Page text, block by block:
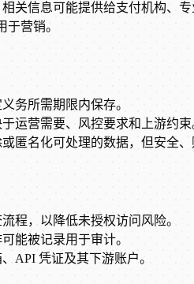
关信息可能提供给支付机构、专
营销。
务所需期限内保存。
运营需要、风控要求和上游约束
匿名化可处理的数据，但安全、
程，以降低未授权访问风险。
能被记录用于审计。
API 凭证及其下游账户。